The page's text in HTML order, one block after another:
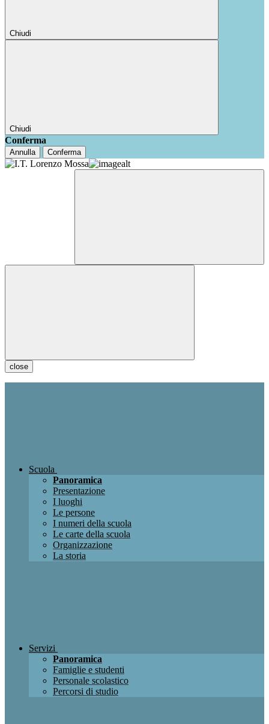
Chiudi
Chiudi
Conferma
Annulla Conferma
close
Scuola
Panoramica
Presentazione
I luoghi
Le persone
I numeri della scuola
Le carte della scuola
Organizzazione
La storia
Servizi
Panoramica
Famiglie e studenti
Personale scolastico
Percorsi di studio